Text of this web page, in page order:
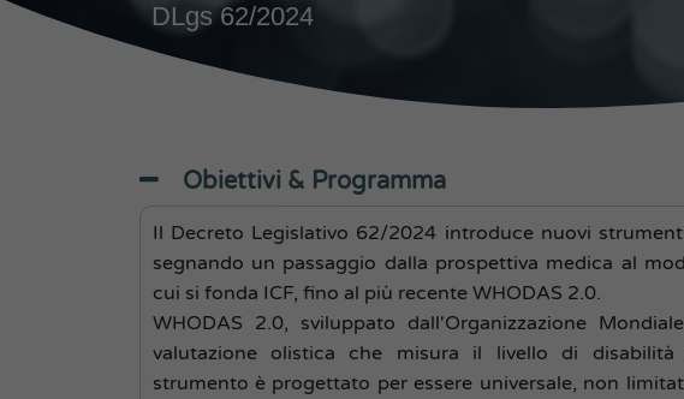
DLgs 62/2024
Obiettivi & Programma
Il Decreto Legislativo 62/2024 introduce nuovi
segnando un passaggio dalla prospettiva medica al
cui si fonda ICF, fino al più recente WHODAS 2.0.
WHODAS 2.0, sviluppato dall'Organizzazione
valutazione olistica che misura il livello di
strumento è progettato per essere universale, non